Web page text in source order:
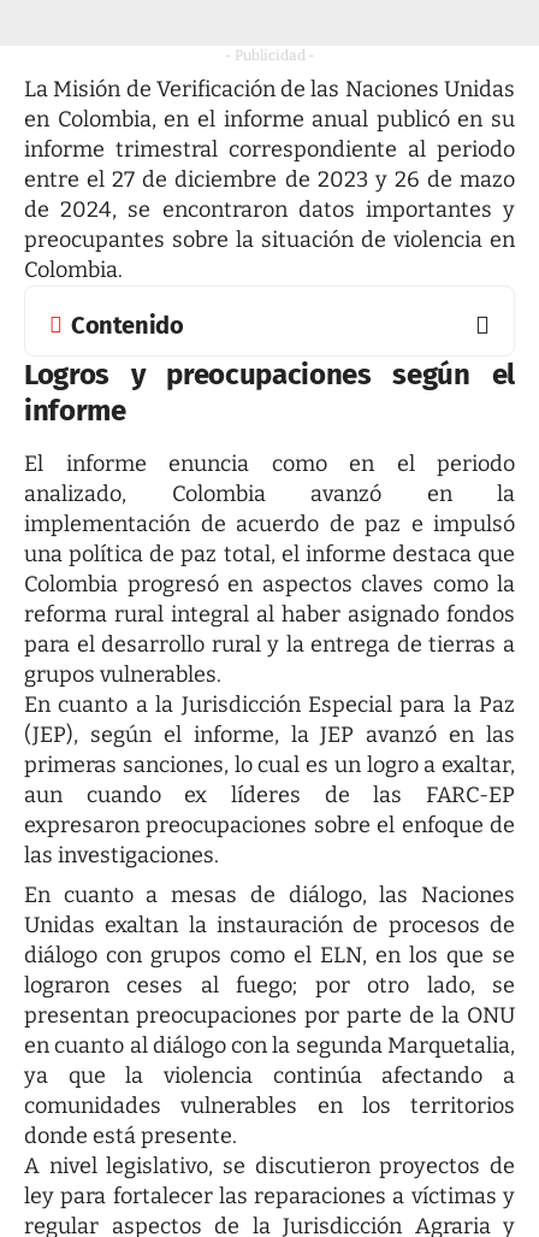
- Publicidad -
La Misión de Verificación de las Naciones Unidas
en Colombia, en el informe anual publicó en su
informe trimestral correspondiente al periodo
entre el 27 de diciembre de 2023 y 26 de mazo
de 2024, se encontraron datos importantes y
preocupantes sobre la situación de violencia en
Colombia.
Contenido
Logros y preocupaciones según el
informe
El informe enuncia como en el periodo
analizado, Colombia avanzó en la
implementación de acuerdo de paz e impulsó
una política de paz total, el informe destaca que
Colombia progresó en aspectos claves como la
reforma rural integral al haber asignado fondos
para el desarrollo rural y la entrega de tierras a
grupos vulnerables.
En cuanto a la Jurisdicción Especial para la Paz
(JEP), según el informe, la JEP avanzó en las
primeras sanciones, lo cual es un logro a exaltar,
aun cuando ex líderes de las FARC-EP
expresaron preocupaciones sobre el enfoque de
las investigaciones.
En cuanto a mesas de diálogo, las Naciones
Unidas exaltan la instauración de procesos de
diálogo con grupos como el ELN, en los que se
lograron ceses al fuego; por otro lado, se
presentan preocupaciones por parte de la ONU
en cuanto al diálogo con la segunda Marquetalia,
ya que la violencia continúa afectando a
comunidades vulnerables en los territorios
donde está presente.
A nivel legislativo, se discutieron proyectos de
ley para fortalecer las reparaciones a víctimas y
regular aspectos de la Jurisdicción Agraria y